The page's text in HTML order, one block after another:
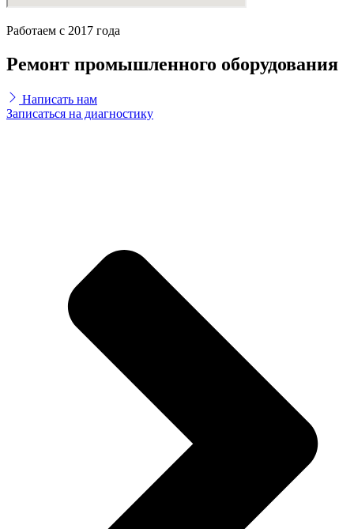
Работаем с 2017 года
Ремонт промышленного оборудования
Написать нам
Записаться на диагностику